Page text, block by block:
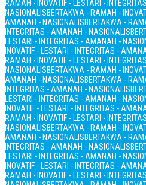
RAMAH - INOVATIF - LESTARI -
NASIONALISBERTAKWA - RAMAH -
AMANAH - NASIONALISBERTAKWA -
INTEGRITAS - AMANAH - NASIONALIS
LESTARI - INTEGRITAS - AMANAH -
INOVATIF - LESTARI - INTEGRITAS -
RAMAH - INOVATIF - LESTARI -
NASIONALISBERTAKWA - RAMAH -
AMANAH - NASIONALISBERTAKWA -
INTEGRITAS - AMANAH - NASIONALIS
LESTARI - INTEGRITAS - AMANAH -
INOVATIF - LESTARI - INTEGRITAS -
RAMAH - INOVATIF - LESTARI -
NASIONALISBERTAKWA - RAMAH -
AMANAH - NASIONALISBERTAKWA -
INTEGRITAS - AMANAH - NASIONALIS
LESTARI - INTEGRITAS - AMANAH -
INOVATIF - LESTARI - INTEGRITAS -
RAMAH - INOVATIF - LESTARI -